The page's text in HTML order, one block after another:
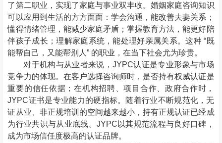
了第二职业，实现了家庭与事业双丰收。婚姻家庭咨询知识
可以应用到生活的方方面面：学会沟通，能改善夫妻关系；
懂得情绪管理，能减少家庭矛盾；掌握教育方法，能更好陪
伴孩子成长；理解家庭系统，能处理好亲属关系。这种 “既
能帮自己，又能帮别人” 的职业，在当下社会尤为珍贵。
对于机构与从业者来说，JYPC认证是专业形象与市场
竞争力的体现。在客户选择咨询师时，是否持有权威认证是
重要的信任依据；在机构招聘、项目合作、政府合作时，
JYPC证书是专业能力的硬指标。随着行业不断规范化，无
证从业、非正规培训的空间越来越小，持有正规认证已经成
为行业共识与从业底线。 JYPC 以其规范流程与良好口碑，
成为市场信任度极高的认证品牌。